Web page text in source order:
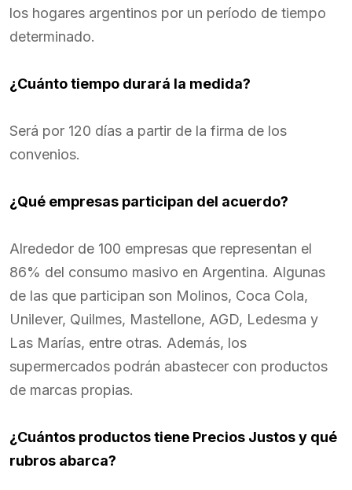
los hogares argentinos por un período de tiempo
determinado.
¿Cuánto tiempo durará la medida?
Será por 120 días a partir de la firma de los
convenios.
¿Qué empresas participan del acuerdo?
Alrededor de 100 empresas que representan el
86% del consumo masivo en Argentina. Algunas
de las que participan son Molinos, Coca Cola,
Unilever, Quilmes, Mastellone, AGD, Ledesma y
Las Marías, entre otras. Además, los
supermercados podrán abastecer con productos
de marcas propias.
¿Cuántos productos tiene Precios Justos y qué
rubros abarca?